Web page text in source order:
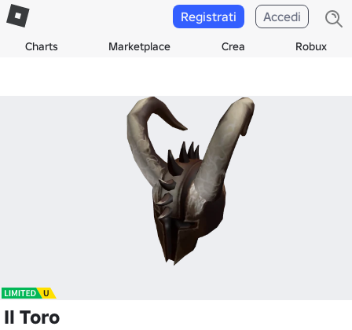
Charts Marketplace Crea Robux
Registrati Accedi
Il Toro